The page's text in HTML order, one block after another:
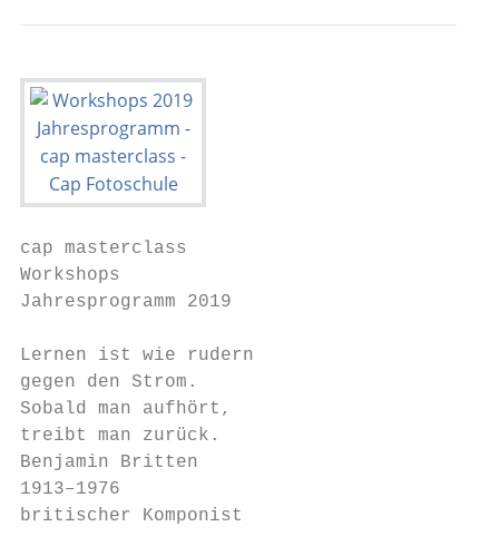
cap masterclass
Workshops
Jahresprogramm 2019
Lernen ist wie rudern
gegen den Strom.
Sobald man aufhört,
treibt man zurück.
Benjamin Britten
1913–1976
britischer Komponist